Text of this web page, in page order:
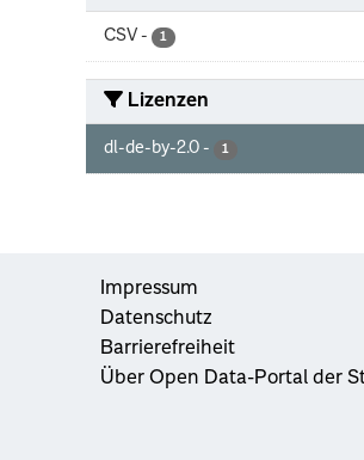
CSV - 1
Lizenzen
dl-de-by-2.0 - 1
Impressum
Datenschutz
Barrierefreiheit
Über Open Data-Portal der